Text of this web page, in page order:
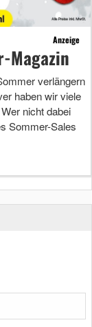
Anzeige
Magazin
verlängern
haben wir viele
nicht dabei
Sommer-Sales